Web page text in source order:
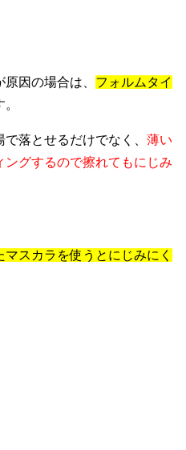
因の場合は、 フォルムタイ
落とせるだけでなく、 薄い
グするので擦れてもにじみ
マスカラを使うとにじみにく